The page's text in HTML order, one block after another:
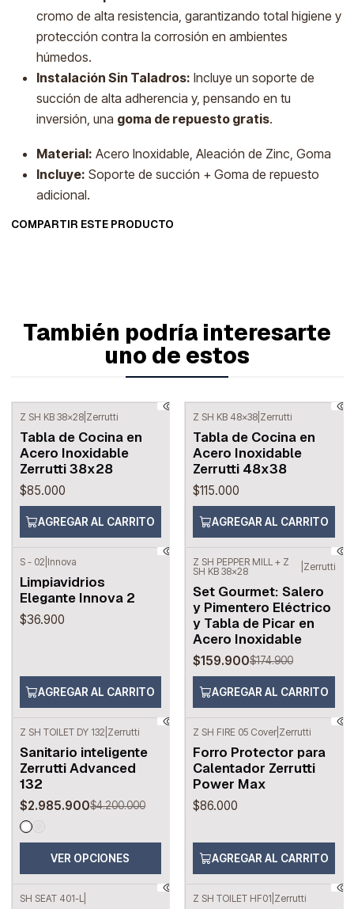
cromo de alta resistencia, garantizando total higiene y
protección contra la corrosión en ambientes
húmedos.
Instalación Sin Taladros: Incluye un soporte de
succión de alta adherencia y, pensando en tu
inversión, una goma de repuesto gratis.
Material: Acero Inoxidable, Aleación de Zinc, Goma
Incluye: Soporte de succión + Goma de repuesto
adicional.
COMPARTIR ESTE PRODUCTO
También podría interesarte
uno de estos
Z SH KB 38x28| Zerrutti
Tabla de Cocina en
Acero Inoxidable
Zerrutti 38x28
$85.000
AGREGAR AL CARRITO
Z SH KB 48x38 Zerrutti
Tabla de Cocina en
Acero Inoxidable
Zerrutti 48x38
$115.000
AGREGAR AL CARRITO
S - 02 Innova
Limpiavidrios
Elegante Innova 2
$36.900
AGREGAR AL CARRITO
-9%OFF
Z SH PEPPER MILL + Z
SH KB 38x28
Zerrutti
Set Gourmet: Salero
y Pimentero Eléctrico
y Tabla de Picar en
Acero Inoxidable
$159.900$174.900
AGREGAR AL CARRITO
Z SH TOILET DY 132 Zerrutti
Sanitario inteligente
Zerrutti Advanced
132
$2.985.900$4.200.000
VER OPCIONES
Z SH FIRE 05 Cover| Zerrutti
Forro Protector para
Calentador Zerrutti
Power Max
$86.000
AGREGAR AL CARRITO
SH SEAT 401-L Z SH TOILET HF01 Zerrutti